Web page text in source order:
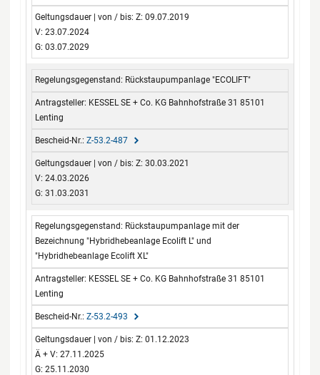
Z: 09.07.2019
V: 23.07.2024
G: 03.07.2029
Rückstaupumpanlage "ECOLIFT"
KESSEL SE + Co. KG Bahnhofstraße 31 85101
Lenting
Z-53.2-487
Z: 30.03.2021
V: 24.03.2026
G: 31.03.2031
Rückstaupumpanlage mit der
Bezeichnung "Hybridhebeanlage Ecolift L" und
"Hybridhebeanlage Ecolift XL"
KESSEL SE + Co. KG Bahnhofstraße 31 85101
Lenting
Z-53.2-493
Z: 01.12.2023
Ä + V: 27.11.2025
G: 25.11.2030